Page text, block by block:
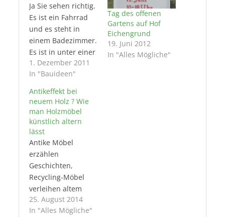
Ja Sie sehen richtig.
Es ist ein Fahrrad
und es steht in
einem Badezimmer.
Es ist in unter einer
Spüle, die nicht auf
einem Podest steht,
gebaut. Es ist
perfekten Platz für
Handtücher. Es
nimmt nicht viel
Platz ein und bringt
kein zusätzliches
Gewicht in den
Raum. Es sieht
aus…
1. Dezember 2011
In "Bauideen"
Tag des offenen
Gartens auf Hof
Eichengrund
19. Juni 2012
In "Alles Mögliche"
Antikeffekt bei
neuem Holz ? Wie
man Holzmöbel
künstlich altern
lässt
Antike Möbel
erzählen
Geschichten,
Recycling-Möbel
verleihen altem
Holz zu neuer
Funktion. Eine
25. August 2014
In "Alles Mögliche"